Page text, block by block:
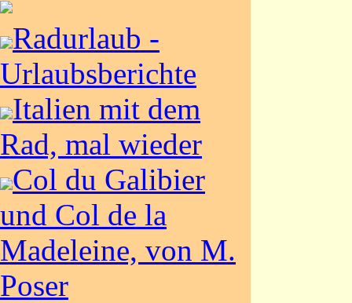
Radurlaub -
Urlaubsberichte
Italien mit dem
Rad, mal wieder
Col du Galibier
und Col de la
Madeleine, von M.
Poser